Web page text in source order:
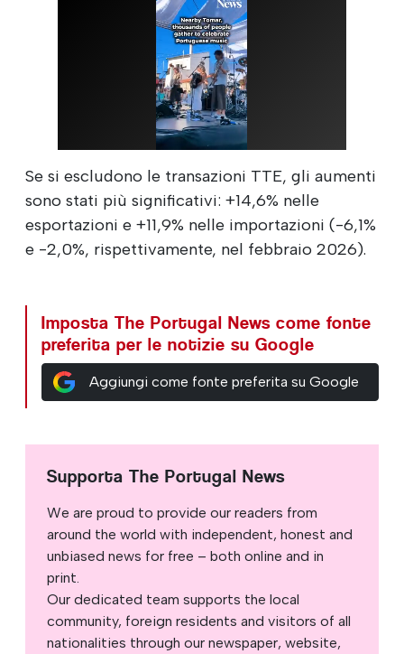
Se si escludono le transazioni TTE, gli aumenti
sono stati più significativi: +14,6% nelle
esportazioni e +11,9% nelle importazioni (-6,1%
e -2,0%, rispettivamente, nel febbraio 2026).
Imposta The Portugal News come fonte
preferita per le notizie su Google
Aggiungi come fonte preferita su Google
Supporta The Portugal News
We are proud to provide our readers from
around the world with independent, honest and
unbiased news for free – both online and in
print.
Our dedicated team supports the local
community, foreign residents and visitors of all
nationalities through our newspaper, website,